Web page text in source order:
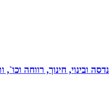
ובינוי, חינוך, רווחה